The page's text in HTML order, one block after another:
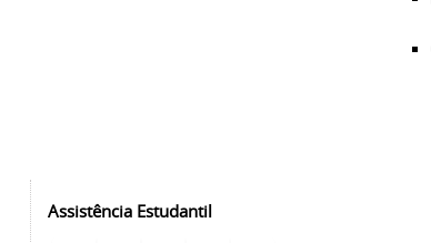
Assistência Estudantil